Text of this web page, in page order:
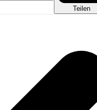
Teilen